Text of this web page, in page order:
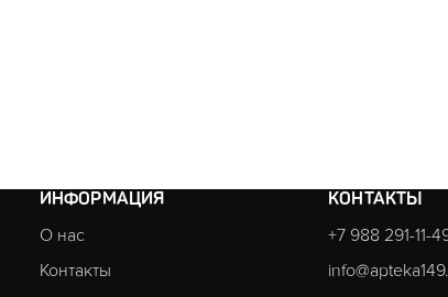
ИНФОРМАЦИЯ
О нас
Контакты
КОНТАКТЫ
+7 988 291-11-